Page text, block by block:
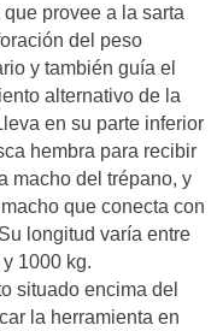
que provee a la sarta
del peso
y también guía el
alternativo de la
en su parte inferior
hembra para recibir
macho del trépano, y
que conecta con
longitud varía entre
1000 kg.
situado encima del
la herramienta en